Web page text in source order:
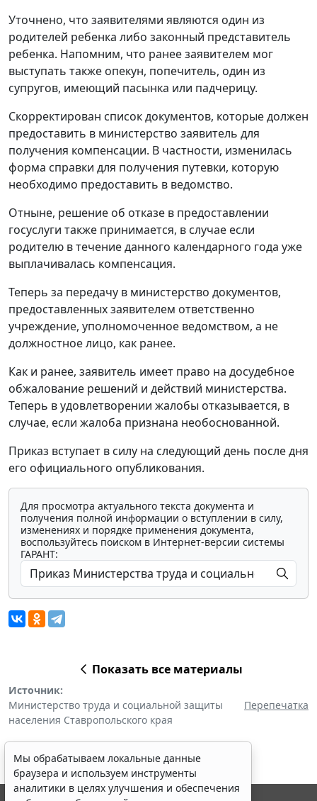
Уточнено, что заявителями являются один из
родителей ребенка либо законный представитель
ребенка. Напомним, что ранее заявителем мог
выступать также опекун, попечитель, один из
супругов, имеющий пасынка или падчерицу.
Скорректирован список документов, которые должен
предоставить в министерство заявитель для
получения компенсации. В частности, изменилась
форма справки для получения путевки, которую
необходимо предоставить в ведомство.
Отныне, решение об отказе в предоставлении
госуслуги также принимается, в случае если
родителю в течение данного календарного года уже
выплачивалась компенсация.
Теперь за передачу в министерство документов,
предоставленных заявителем ответственно
учреждение, уполномоченное ведомством, а не
должностное лицо, как ранее.
Как и ранее, заявитель имеет право на досудебное
обжалование решений и действий министерства.
Теперь в удовлетворении жалобы отказывается, в
случае, если жалоба признана необоснованной.
Приказ вступает в силу на следующий день после дня
его официального опубликования.
Для просмотра актуального текста документа и
получения полной информации о вступлении в силу,
изменениях и порядке применения документа,
воспользуйтесь поиском в Интернет-версии системы
ГАРАНТ:
Показать все материалы
Источник:
Министерство труда и социальной защиты
населения Ставропольского края
Перепечатка
Мы обрабатываем локальные данные
браузера и используем инструменты
аналитики в целях улучшения и обеспечения